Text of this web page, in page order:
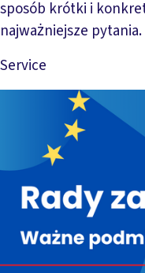
sposób krótki i
najważniejsze pytania.
Service
Mehr lesen